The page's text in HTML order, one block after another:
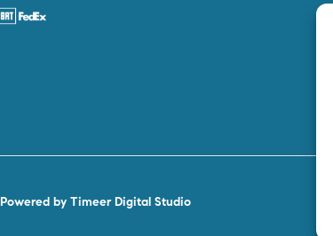
Powered by Timeer Digital Studio